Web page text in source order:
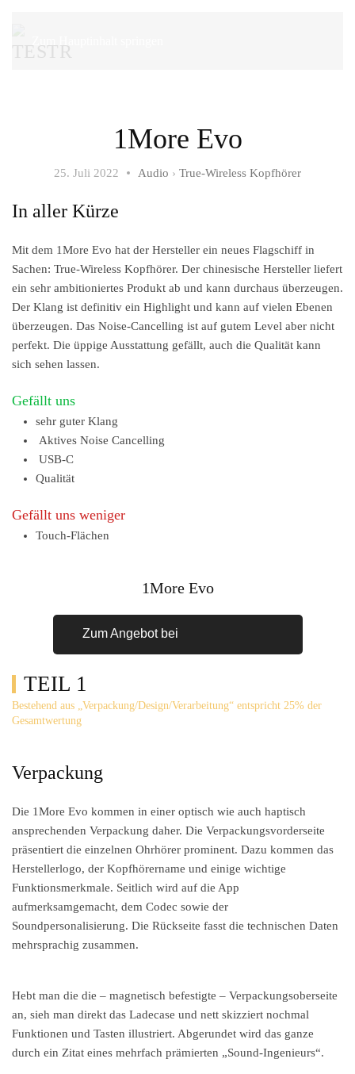
1More Evo
25. Juli 2022 Audio › True-Wireless Kopfhörer
In aller Kürze
Mit dem 1More Evo hat der Hersteller ein neues Flagschiff in
Sachen: True-Wireless Kopfhörer. Der chinesische Hersteller liefert
ein sehr ambitioniertes Produkt ab und kann durchaus überzeugen.
Der Klang ist definitiv ein Highlight und kann auf vielen Ebenen
überzeugen. Das Noise-Cancelling ist auf gutem Level aber nicht
perfekt. Die üppige Ausstattung gefällt, auch die Qualität kann
sich sehen lassen.
Gefällt uns
sehr guter Klang
Aktives Noise Cancelling
USB-C
Qualität
Gefällt uns weniger
Touch-Flächen
1More Evo
Zum Angebot bei
TEIL 1
Bestehend aus „Verpackung/Design/Verarbeitung“ entspricht 25% der
Gesamtwertung
Verpackung
Die 1More Evo kommen in einer optisch wie auch haptisch
ansprechenden Verpackung daher. Die Verpackungsvorderseite
präsentiert die einzelnen Ohrhörer prominent. Dazu kommen das
Herstellerlogo, der Kopfhörername und einige wichtige
Funktionsmerkmale. Seitlich wird auf die App
aufmerksamgemacht, dem Codec sowie der
Soundpersonalisierung. Die Rückseite fasst die technischen Daten
mehrsprachig zusammen.
Hebt man die die – magnetisch befestigte – Verpackungsoberseite
an, sieh man direkt das Ladecase und nett skizziert nochmal
Funktionen und Tasten illustriert. Abgerundet wird das ganze
durch ein Zitat eines mehrfach prämierten „Sound-Ingenieurs“.